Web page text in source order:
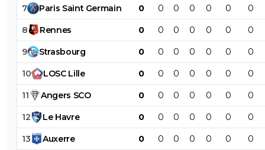
7 Paris Saint Germain 0 0 0 0 0 0 0
8 Rennes 0 0 0 0 0 0 0
9 Strasbourg 0 0 0 0 0 0 0
10 LOSC Lille 0 0 0 0 0 0 0
11 Angers SCO 0 0 0 0 0 0 0
12 Le Havre 0 0 0 0 0 0 0
13 Auxerre 0 0 0 0 0 0 0